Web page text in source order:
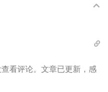
看评论。文章已更新，感